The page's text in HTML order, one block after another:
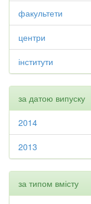
факультети
центри
інститути
за датою випуску
2014
2013
за типом вмісту